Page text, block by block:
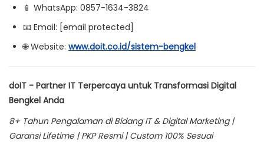
📱 WhatsApp: 0857-1634-3824
📧 Email: [email protected]
🌐 Website: www.doit.co.id/sistem-bengkel
doIT - Partner IT Terpercaya untuk Transformasi Digital
Bengkel Anda
8+ Tahun Pengalaman di Bidang IT & Digital Marketing |
Garansi Lifetime | PKP Resmi | Custom 100% Sesuai